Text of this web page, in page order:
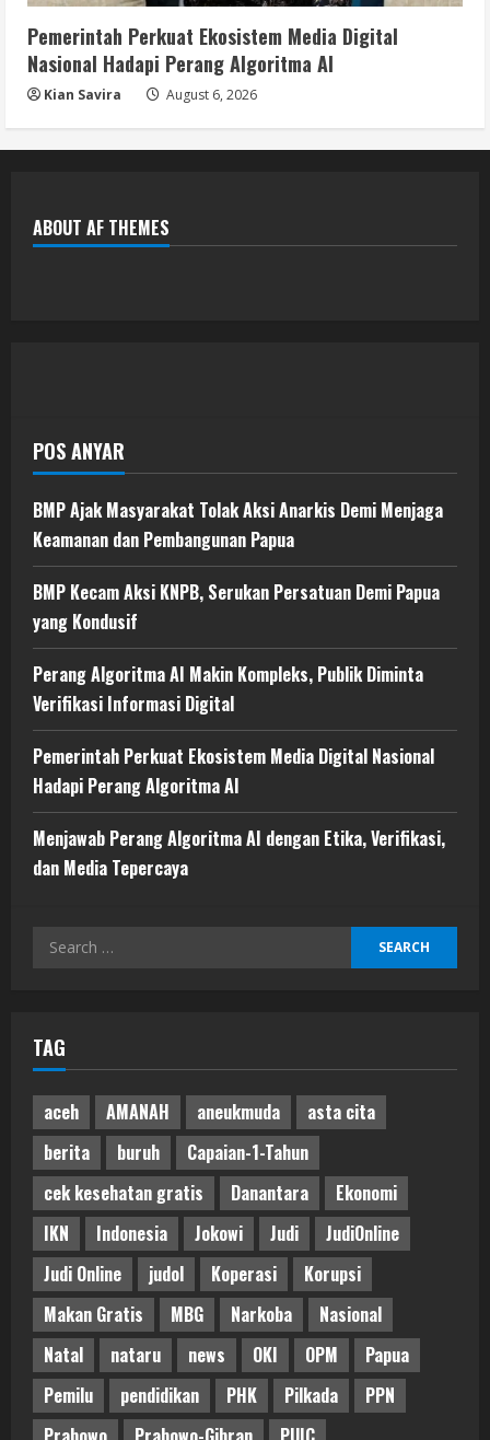
Pemerintah Perkuat Ekosistem Media Digital
Nasional Hadapi Perang Algoritma AI
Kian Savira August 6, 2026
ABOUT AF THEMES
POS ANYAR
BMP Ajak Masyarakat Tolak Aksi Anarkis Demi Menjaga
Keamanan dan Pembangunan Papua
BMP Kecam Aksi KNPB, Serukan Persatuan Demi Papua
yang Kondusif
Perang Algoritma AI Makin Kompleks, Publik Diminta
Verifikasi Informasi Digital
Pemerintah Perkuat Ekosistem Media Digital Nasional
Hadapi Perang Algoritma AI
Menjawab Perang Algoritma AI dengan Etika, Verifikasi,
dan Media Tepercaya
Search
TAG
aceh AMANAH aneukmuda
asta cita
berita
buruh
Capaian-1-Tahun
cek kesehatan gratis
Danantara
Ekonomi
IKN
Indonesia Jokowi Judi
JudiOnline
Judi Online
judol Koperasi
Korupsi
Makan Gratis
MBG Narkoba
Nasional
Natal
nataru news OKI OPM
Papua
Pemilu
pendidikan PHK Pilkada
PPN